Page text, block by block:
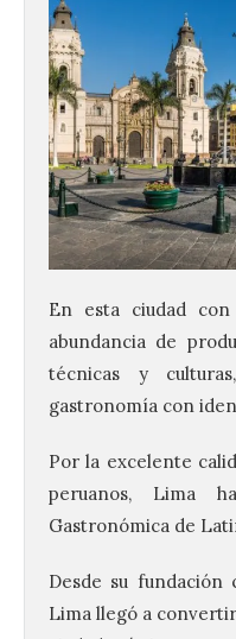
En esta ciudad
abundancia de
técnicas y
gastronomía con
Por la excelente
peruanos, Lima
Gastronómica de
Desde su fundación
Lima llegó a